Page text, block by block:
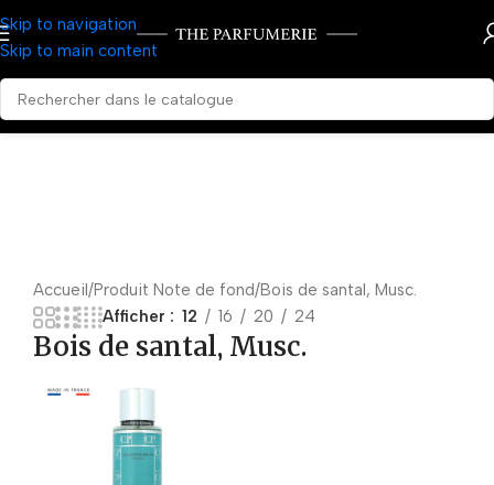
Skip to navigation
Skip to main content
Accueil Produit Note de fond Bois de santal, Musc.
Afficher
12 16 20 24
Bois de santal, Musc.